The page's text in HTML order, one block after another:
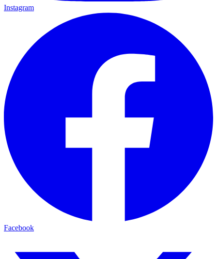
Instagram
Facebook